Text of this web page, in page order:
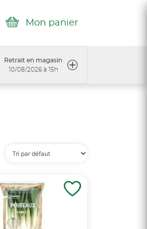
Mon panier
Retrait en magasin
10/08/2026 à 15h